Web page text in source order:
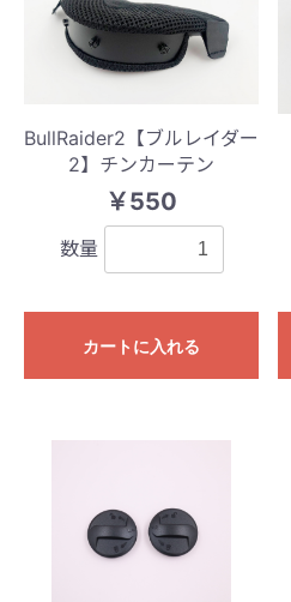
BullRaider2【ブルレイダー
2】チンカーテン
￥550
数量
カートに入れる